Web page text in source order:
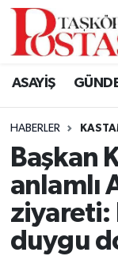
ASAYİŞ
HABERLER
Başkan
anlamlı
ziyareti:
duygu
Kastamonu
Araç
Azdavay